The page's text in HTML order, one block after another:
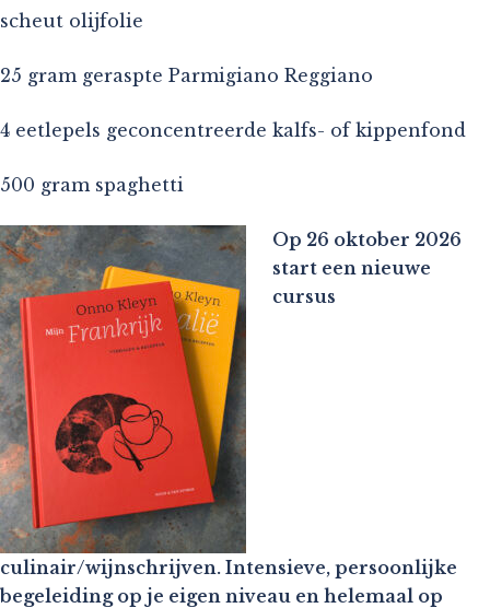
scheut olijfolie
25 gram geraspte Parmigiano Reggiano
4 eetlepels geconcentreerde kalfs- of kippenfond
500 gram spaghetti
Op 26 oktober 2026
start een nieuwe
cursus
culinair/wijnschrijven. Intensieve, persoonlijke
begeleiding op je eigen niveau en helemaal op